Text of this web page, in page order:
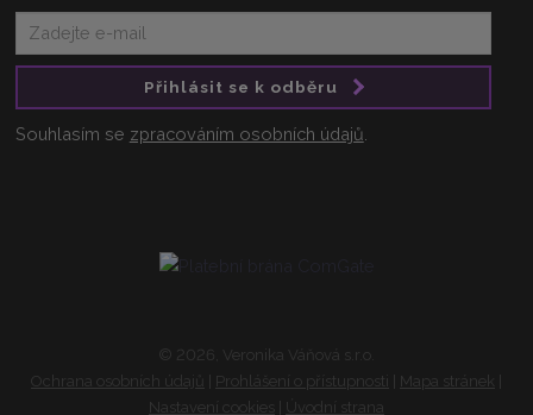
Přihlásit se k odběru
Souhlasím se zpracováním osobních údajů
© 2026, Veronika Váňová s.r.o.
Ochrana osobních údajů
Prohlášení o přístupnosti Mapa stránek
Nastavení cookies
Úvodní strana